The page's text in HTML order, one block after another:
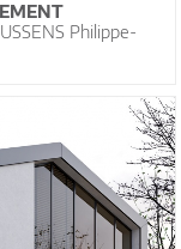
Philippe-